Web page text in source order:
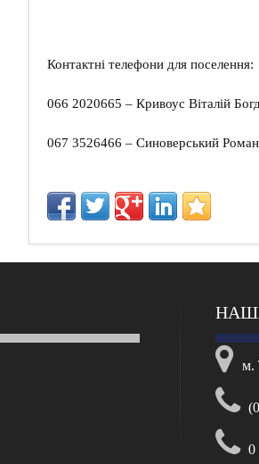
Контактні телефони для поселення:
066 2020665 – Кривоус Віталій
067 3526466 – Синоверський
м.
0